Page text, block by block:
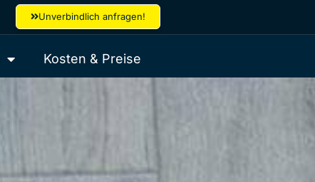
Unverbindlich anfragen!
Kosten & Preise